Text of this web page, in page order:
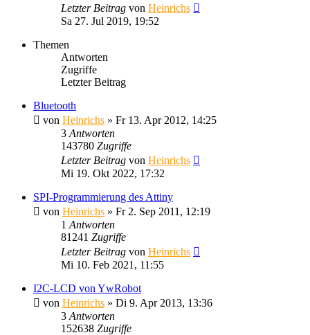
Letzter Beitrag von Heinrichs
Sa 27. Jul 2019, 19:52
Themen
Antworten
Zugriffe
Letzter Beitrag
Bluetooth
von Heinrichs » Fr 13. Apr 2012, 14:25
3 Antworten
143780 Zugriffe
Letzter Beitrag von Heinrichs
Mi 19. Okt 2022, 17:32
SPI-Programmierung des Attiny
von Heinrichs » Fr 2. Sep 2011, 12:19
1 Antworten
81241 Zugriffe
Letzter Beitrag von Heinrichs
Mi 10. Feb 2021, 11:55
I2C-LCD von YwRobot
von Heinrichs » Di 9. Apr 2013, 13:36
3 Antworten
152638 Zugriffe